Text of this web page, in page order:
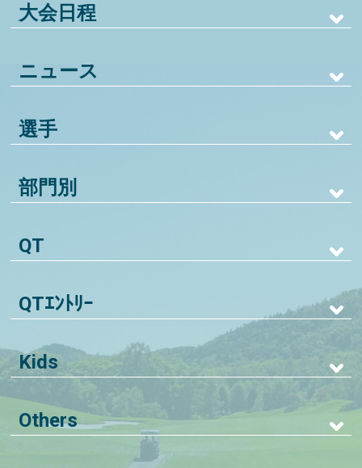
大会日程
ニュース
選手
部門別
QT
QTｴﾝﾄﾘｰ
Kids
Others